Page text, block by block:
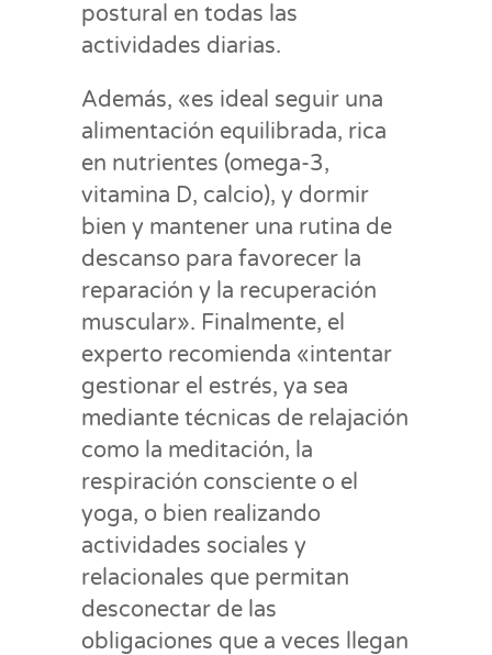
postural en todas las
actividades diarias.
Además, «es ideal seguir una
alimentación equilibrada, rica
en nutrientes (omega-3,
vitamina D, calcio), y dormir
bien y mantener una rutina de
descanso para favorecer la
reparación y la recuperación
muscular». Finalmente, el
experto recomienda «intentar
gestionar el estrés, ya sea
mediante técnicas de relajación
como la meditación, la
respiración consciente o el
yoga, o bien realizando
actividades sociales y
relacionales que permitan
desconectar de las
obligaciones que a veces llegan